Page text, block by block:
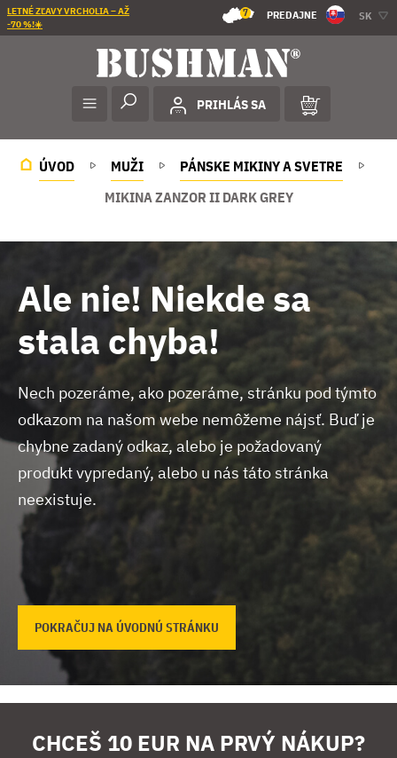
LETNÉ ZĽAVY VRCHOLIA – AŽ
-70 %!☀️
7 PREDAJNE SK
PRIHLÁS SA
ÚVOD MUŽI
PÁNSKE MIKINY A SVETRE
MIKINA ZANZOR II DARK GREY
Ale nie! Niekde sa
stala chyba!
Nech pozeráme, ako pozeráme, stránku pod týmto
odkazom na našom webe nemôžeme nájsť. Buď je
chybne zadaný odkaz, alebo je požadovaný
produkt vypredaný, alebo u nás táto stránka
neexistuje.
POKRAČUJ NA ÚVODNÚ STRÁNKU
CHCEŠ 10 EUR NA PRVÝ NÁKUP?